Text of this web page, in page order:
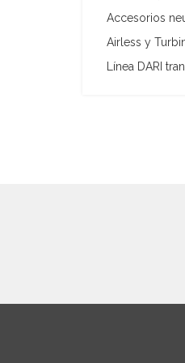
Accesorios
Airless y
Línea DARI